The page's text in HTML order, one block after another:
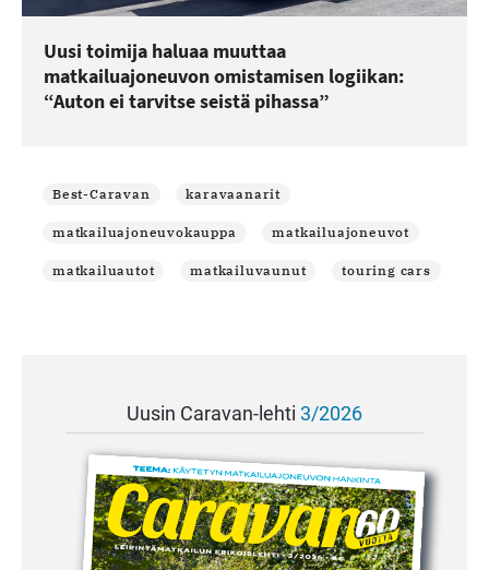
Uusi toimija haluaa muuttaa
matkailuajoneuvon omistamisen logiikan:
“Auton ei tarvitse seistä pihassa”
Best-Caravan karavaanarit
matkailuajoneuvokauppa matkailuajoneuvot
matkailuautot matkailuvaunut touring cars
Uusin Caravan-lehti 3/2026